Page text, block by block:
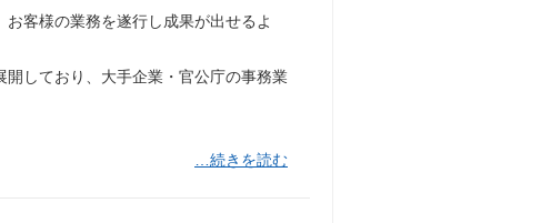
客様の業務を遂行し成果が出せるよ
しており、大手企業・官公庁の事務業
…続きを読む